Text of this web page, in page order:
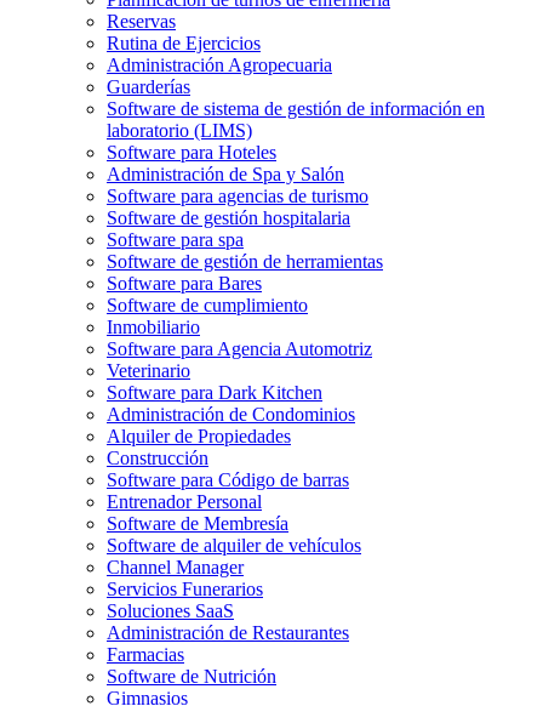
Reservas
Rutina de Ejercicios
Administración Agropecuaria
Guarderías
Software de sistema de gestión de información en
laboratorio (LIMS)
Software para Hoteles
Administración de Spa y Salón
Software para agencias de turismo
Software de gestión hospitalaria
Software para spa
Software de gestión de herramientas
Software para Bares
Software de cumplimiento
Inmobiliario
Software para Agencia Automotriz
Veterinario
Software para Dark Kitchen
Administración de Condominios
Alquiler de Propiedades
Construcción
Software para Código de barras
Entrenador Personal
Software de Membresía
Software de alquiler de vehículos
Channel Manager
Servicios Funerarios
Soluciones SaaS
Administración de Restaurantes
Farmacias
Software de Nutrición
Gimnasios